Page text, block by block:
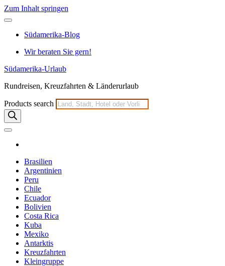
Zum Inhalt springen
Südamerika-Blog
Wir beraten Sie gern!
Südamerika-Urlaub
Rundreisen, Kreuzfahrten & Länderurlaub
Products search
Brasilien
Argentinien
Peru
Chile
Ecuador
Bolivien
Costa Rica
Kuba
Mexiko
Antarktis
Kreuzfahrten
Kleingruppe